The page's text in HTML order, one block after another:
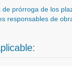
de prórroga de los
responsables de